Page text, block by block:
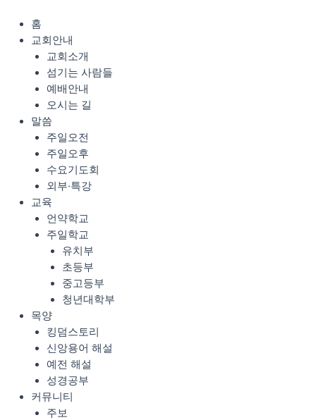
홈
교회안내
교회소개
섬기는 사람들
예배안내
오시는 길
말씀
주일오전
주일오후
수요기도회
외부·특강
교육
언약학교
주일학교
유치부
초등부
중고등부
청년대학부
목양
킹덤스토리
신앙용어 해설
예전 해설
성경공부
커뮤니티
주보